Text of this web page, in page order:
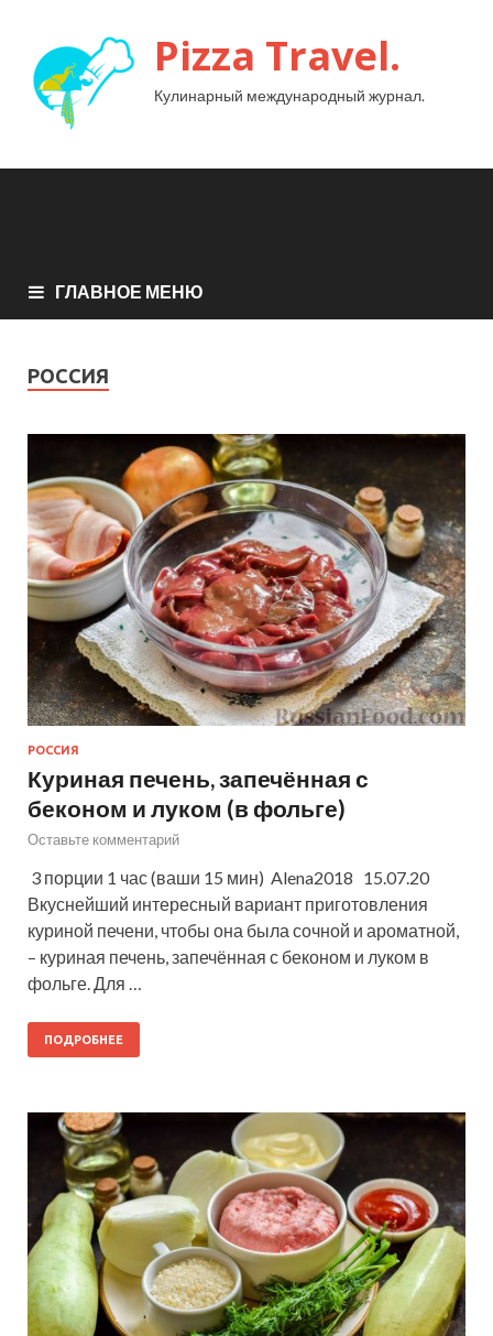
Pizza Travel.
Кулинарный международный журнал.
ГЛАВНОЕ МЕНЮ
РОССИЯ
РОССИЯ
Куриная печень, запечённая с
беконом и луком (в фольге)
Оставьте комментарий
3 порции 1 час (ваши 15 мин) Alena2018 15.07.20
Вкуснейший интересный вариант приготовления
куриной печени, чтобы она была сочной и ароматной,
– куриная печень, запечённая с беконом и луком в
фольге. Для …
ПОДРОБНЕЕ